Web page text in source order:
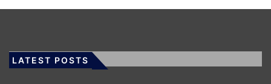
LATEST POSTS